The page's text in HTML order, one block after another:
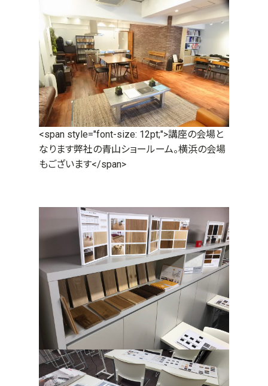
<span style="font-size: 12pt;">講座の会場と
なります弊社の青山ショールーム。横浜の会場
もございます</span>